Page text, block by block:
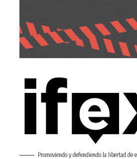
Promoviendo y defendiendo la libertad de